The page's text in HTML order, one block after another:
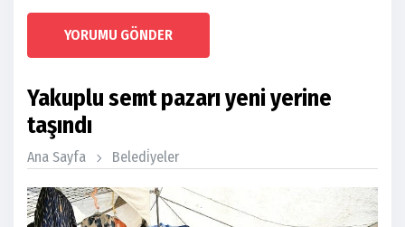
YORUMU GÖNDER
Yakuplu semt pazarı yeni yerine
taşındı
Ana Sayfa Beledi̇yeler